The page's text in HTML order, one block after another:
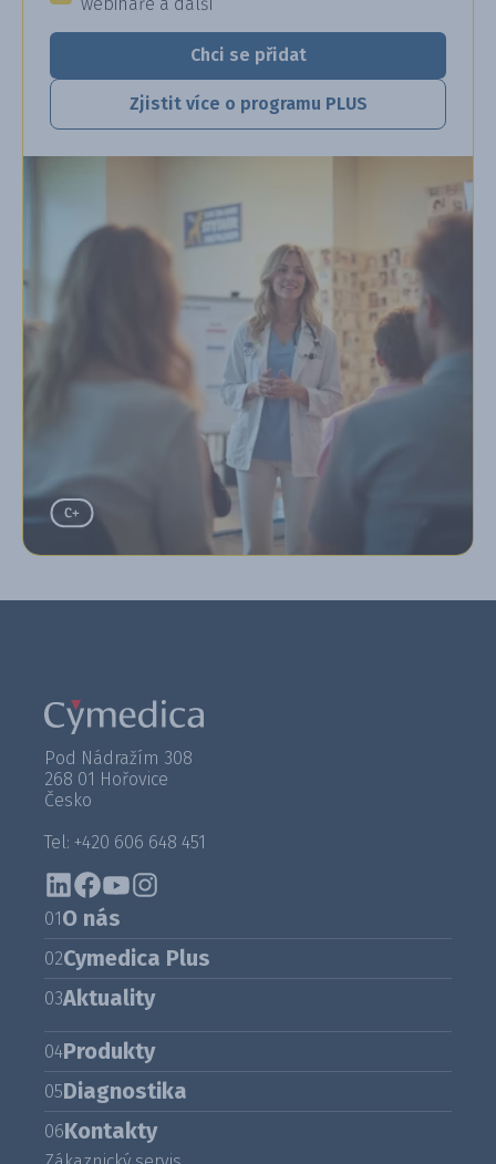
Chci se přidat
Zjistit více o programu PLUS
Pod Nádražím 308
268 01 Hořovice
Česko
Tel: +420 606 648 451
01O nás
02Cymedica Plus
03Aktuality
04Produkty
05Diagnostika
06Kontakty